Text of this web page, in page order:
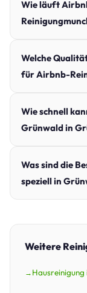
Wie läuft
Welche
für Airbnb-
Wie schnell
Grünwald in
Was sind die
speziell in
Weitere
Hausreinigung